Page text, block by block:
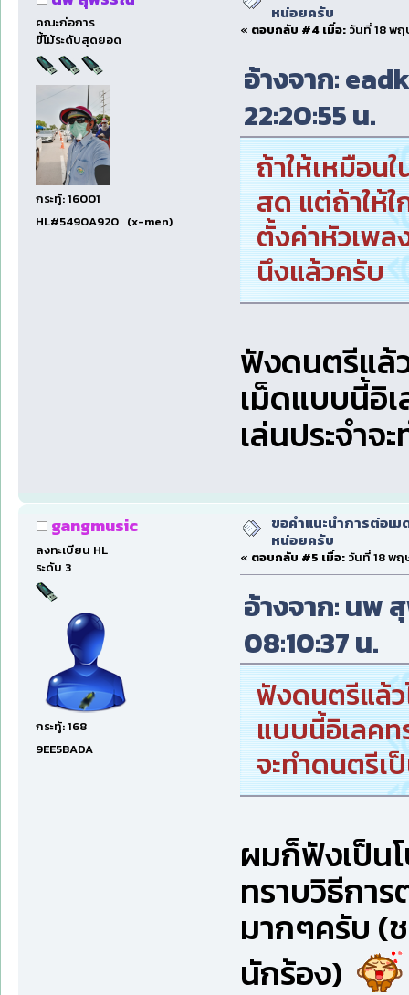
คณะก่อการ
ขี้โม้ระดับสุดยอด
กระทู้: 16001
HL#5490A920 (x-men)
หน่อยครับ
« ตอบกลับ #4 เมื่อ: วันที่ 18 พ
อ้างจาก:
22:20:55 น.
ถ้าให้เหมือน
สด แต่ถ้าให้
ตั้งค่าหัวเพล
นึงแล้วครับ
ฟังดนตรีแล้
เม็ดแบบนี้อิ
เล่นประจำจ
gangmusic
ลงทะเบียน HL
ระดับ 3
กระทู้: 168
9EE5BADA
ขอคำแนะนำการต่อเ
หน่อยครับ
« ตอบกลับ #5 เมื่อ: วันที่ 18 พ
อ้างจาก: นพ
08:10:37 น.
ฟังดนตรีแล้
แบบนี้อิเลค
จะทำดนตรีเ
ผมก็ฟังเป็นโ
ทราบวิธีการ
มากๆครับ (
นักร้อง)